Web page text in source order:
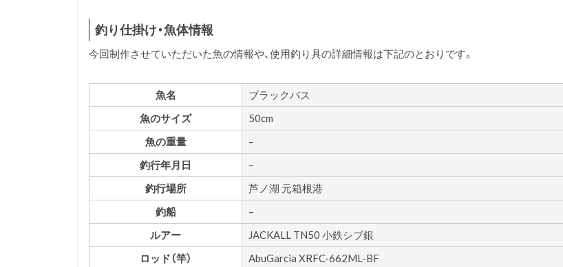
釣り仕掛け・魚体情報
今回制作させていただいた魚の情報や、使用釣り具の詳細情報は下記のとおりです。
魚名
ブラックバス
魚のサイズ
50cm
魚の重量
–
釣行年月日
–
釣行場所
芦ノ湖 元箱根港
釣船
–
ルアー
JACKALL TN50 小鉄シブ銀
ロッド（竿）
AbuGarcia XRFC-662ML-BF